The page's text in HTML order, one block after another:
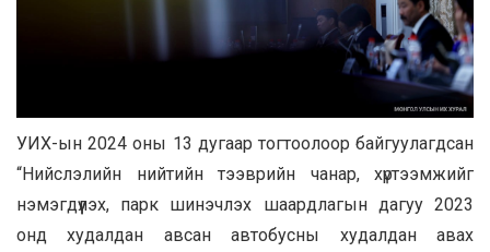
УИХ-ын 2024 оны 13 дугаар тогтоолоор байгуулагдсан
“Нийслэлийн нийтийн тээврийн чанар, хүртээмжийг
нэмэгдүүлэх, парк шинэчлэх шаардлагын дагуу 2023
онд худалдан авсан автобусны худалдан авах